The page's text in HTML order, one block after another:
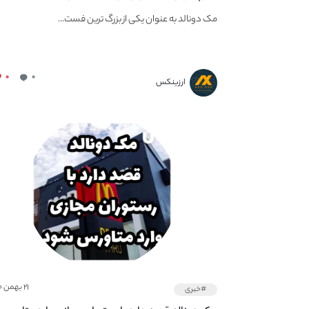
مک دونالد به عنوان یکی از بزرگ ترین فست...
ارزینکس ۰ ۰
#خبری ۲۱ بهمن ۱۴۰۰